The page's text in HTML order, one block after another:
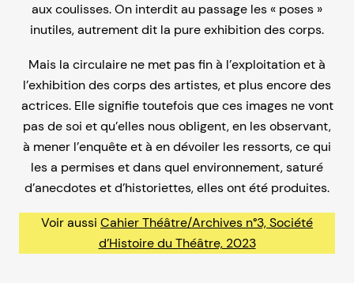
aux coulisses. On interdit au passage les « poses »
inutiles, autrement dit la pure exhibition des corps.
Mais la circulaire ne met pas fin à l’exploitation et à
l’exhibition des corps des artistes, et plus encore des
actrices. Elle signifie toutefois que ces images ne vont
pas de soi et qu’elles nous obligent, en les observant,
à mener l’enquête et à en dévoiler les ressorts, ce qui
les a permises et dans quel environnement, saturé
d’anecdotes et d’historiettes, elles ont été produites.
Voir aussi Cahier Théâtre/Archives n°3, Société
d’Histoire du Théâtre, 2023